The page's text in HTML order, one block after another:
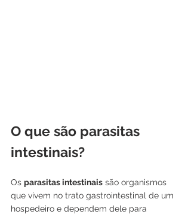
O que são parasitas
intestinais?
Os parasitas intestinais são organismos
que vivem no trato gastrointestinal de um
hospedeiro e dependem dele para